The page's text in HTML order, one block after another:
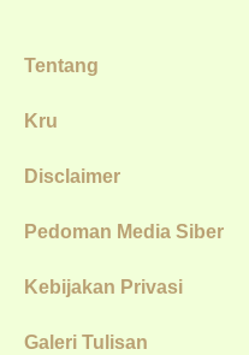
Tentang
Kru
Disclaimer
Pedoman Media Siber
Kebijakan Privasi
Galeri Tulisan